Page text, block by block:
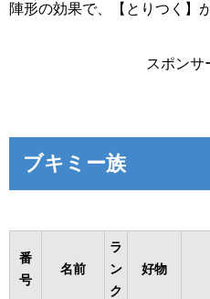
陣形の効果で、【とりつく】
スポンサ
ブキミー族
番
号
名前
ラ
ン
ク
好物